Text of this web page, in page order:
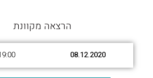
הרצאה מקוונת
08.12.2020